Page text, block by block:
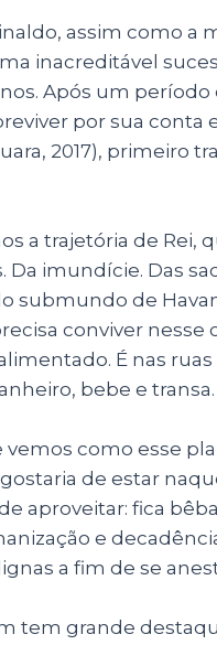
n
assim como
inacreditável
Após um
por sua conta
2017), primeiro
a trajetória de Rei,
Da imundície. Das
submundo de
conviver
É nas
bebe e transa.
como esse
de estar
aproveitar: fica
e
a fim de se
tem grande